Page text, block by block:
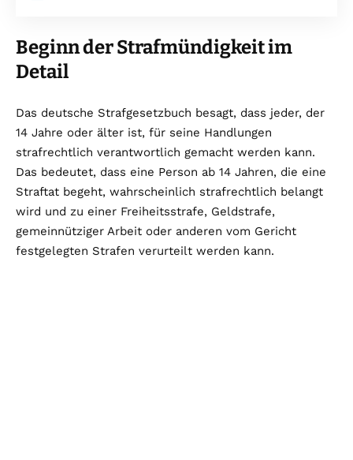
Beginn der Strafmündigkeit im
Detail
Das deutsche Strafgesetzbuch besagt, dass jeder, der
14 Jahre oder älter ist, für seine Handlungen
strafrechtlich verantwortlich gemacht werden kann.
Das bedeutet, dass eine Person ab 14 Jahren, die eine
Straftat begeht, wahrscheinlich strafrechtlich belangt
wird und zu einer Freiheitsstrafe, Geldstrafe,
gemeinnütziger Arbeit oder anderen vom Gericht
festgelegten Strafen verurteilt werden kann.